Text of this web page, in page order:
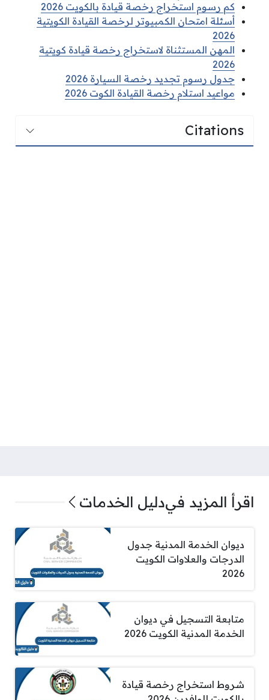
كم رسوم استخراج رخصة قيادة بالكويت 2026
أسئلة امتحان الكمبيوتر لرخصة القيادة الكويتية
2026
المهن المستثناة لاستخراج رخصة قيادة كويتية
2026
جدول رسوم تجديد رخصة السيارة 2026
مواعيد استلام رخصة القيادة الكوت 2026
Citations
اقرأ المزيد فيدليل الخدمات
ديوان الخدمة المدنية جدول
الدرجات والعلاوات الكويت
2026
متابعة التسجيل في ديوان
الخدمة المدنية الكويت 2026
شروط استخراج رخصة قيادة